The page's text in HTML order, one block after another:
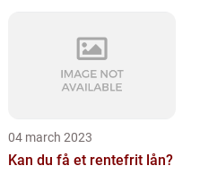
04 march 2023
Kan du få et rentefrit lån?